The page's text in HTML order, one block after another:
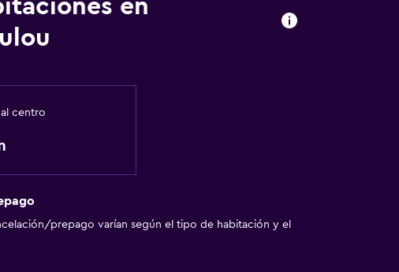
no fumadores disponibles
en
al centro
prepago varían según el tipo de habitación y el